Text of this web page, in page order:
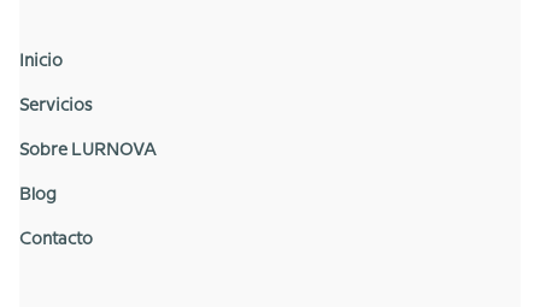
Inicio
Servicios
Sobre LURNOVA
Blog
Contacto